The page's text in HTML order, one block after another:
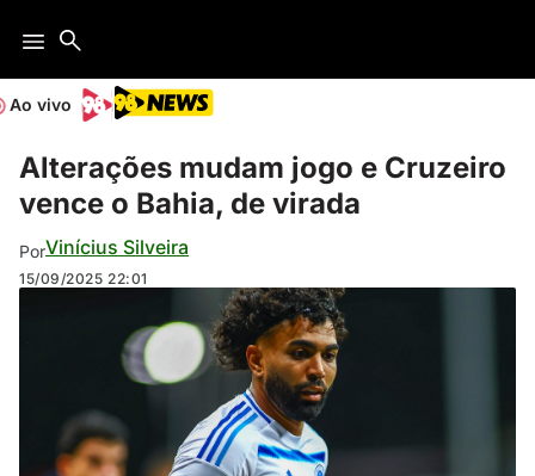
Ao vivo
Alterações mudam jogo e Cruzeiro
vence o Bahia, de virada
PorVinícius Silveira
15/09/2025 22:01